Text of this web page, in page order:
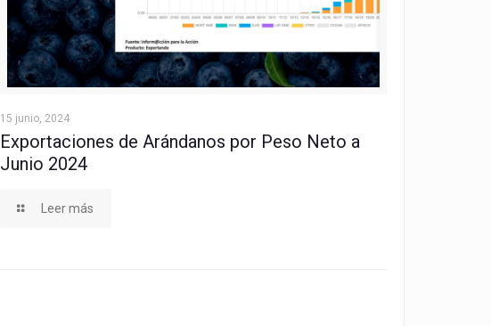
Exportaciones de Arándanos por Peso Neto a Junio 2024
15 junio, 2024
Exportaciones de Arándanos por Peso Neto a
Junio 2024
Leer más